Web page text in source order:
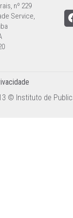
nº 229
Service,
© Instituto de